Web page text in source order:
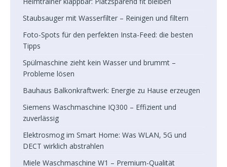
Staubsauger mit Wasserfilter – Reinigen und filtern
Foto-Spots für den perfekten Insta-Feed: die besten
Tipps
Spülmaschine zieht kein Wasser und brummt –
Probleme lösen
Bauhaus Balkonkraftwerk: Energie zu Hause erzeugen
Siemens Waschmaschine IQ300 – Effizient und
zuverlässig
Elektrosmog im Smart Home: Was WLAN, 5G und
DECT wirklich abstrahlen
Miele Waschmaschine W1 – Premium-Qualität